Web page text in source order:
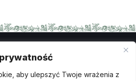
aby ulepszyć Twoje wrażenia z
prywatności